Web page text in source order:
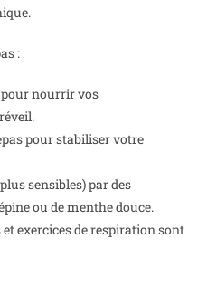
:
pour nourrir vos
pour stabiliser votre
sensibles) par des
ou de menthe douce.
et exercices de respiration sont